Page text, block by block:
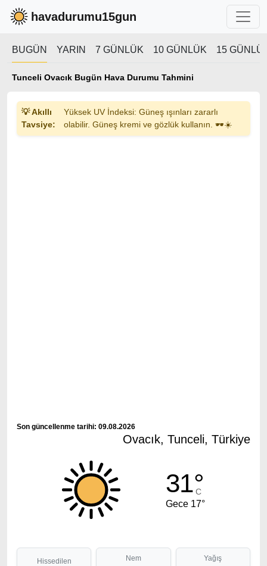
havadurumu15gun
BUGÜN YARIN 7 GÜNLÜK 10 GÜNLÜK 15
Tunceli Ovacık Bugün Hava Durumu Tahmini
💡 Akıllı
Tavsiye:
Yüksek UV İndeksi: Güneş ışınları zararlı
olabilir. Güneş kremi ve gözlük kullanın. 🕶️☀️
Son güncellenme tarihi: 09.08.2026
Ovacık, Tunceli, Türkiye
31°
C
Gece 17°
Hissedilen Nem Yağış